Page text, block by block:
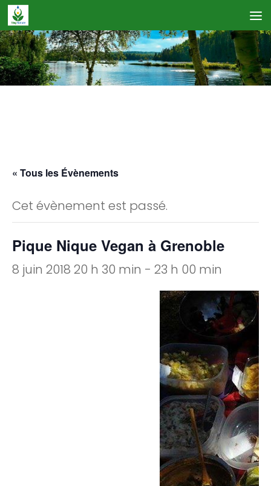
Skip to content
« Tous les Évènements
Cet évènement est passé.
Pique Nique Vegan à Grenoble
8 juin 2018 20 h 30 min - 23 h 00 min